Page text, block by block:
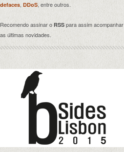
defaces, DDoS, entre outros.
Recomendo assinar o RSS para assim acompanhar
as últimas novidades.